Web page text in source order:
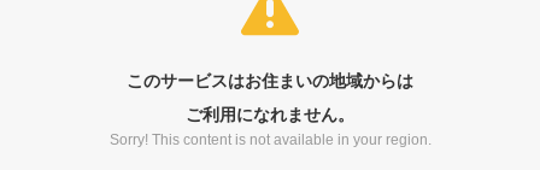
このサービスはお住まいの地域からは
ご利用になれません。
Sorry! This content is not available in your region.